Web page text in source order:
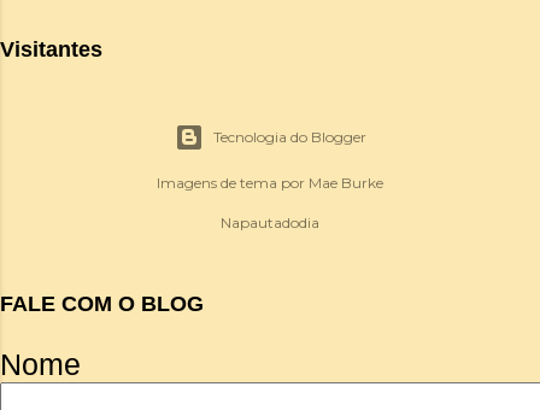
Visitantes
Tecnologia do Blogger
Imagens de tema por Mae Burke
Napautadodia
FALE COM O BLOG
Nome